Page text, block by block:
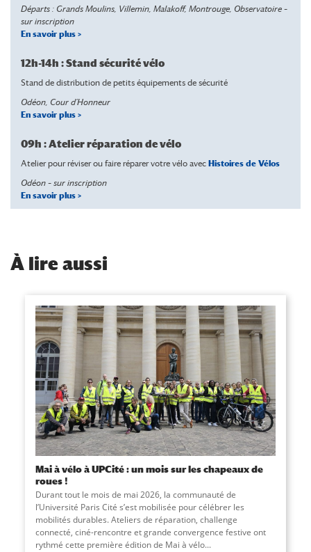
Départs : Grands Moulins, Villemin, Malakoff, Montrouge, Observatoire –
sur inscription
En savoir plus >
12h-14h : Stand sécurité vélo
Stand de distribution de petits équipements de sécurité
Odéon, Cour d’Honneur
En savoir plus >
09h : Atelier réparation de vélo
Atelier pour réviser ou faire réparer votre vélo avec Histoires de Vélos
Odéon – sur inscription
En savoir plus >
À lire aussi
Mai à vélo à UPCité : un mois sur les chapeaux de
roues !
Durant tout le mois de mai 2026, la communauté de
l’Université Paris Cité s’est mobilisée pour célébrer les
mobilités durables. Ateliers de réparation, challenge
connecté, ciné-rencontre et grande convergence festive ont
rythmé cette première édition de Mai à vélo...